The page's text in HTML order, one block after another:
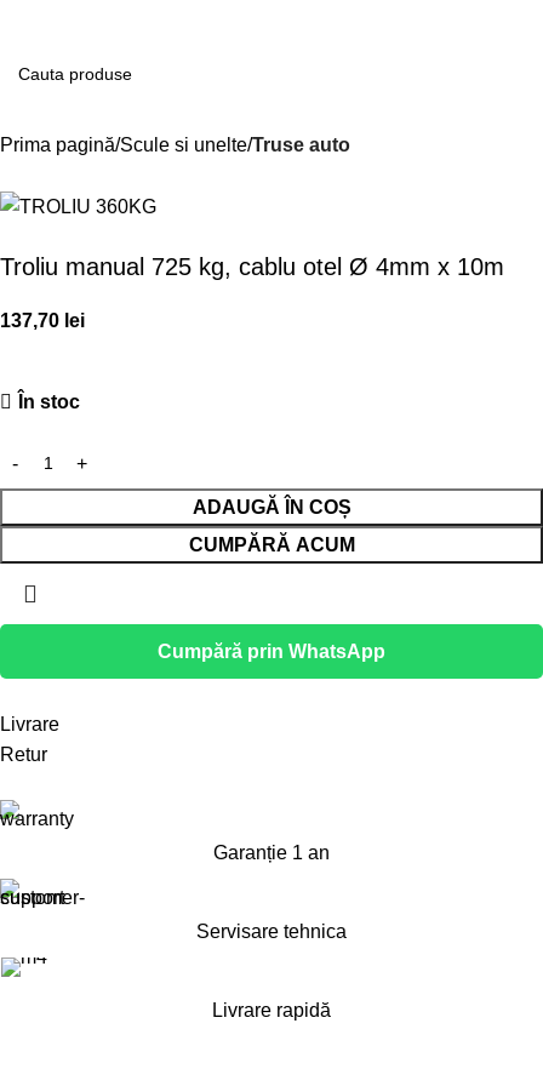
Prima pagină Scule si unelte Truse auto
Troliu manual 725 kg, cablu otel Ø 4mm x 10m
137,70 lei
În stoc
ADAUGĂ ÎN COȘ
CUMPĂRĂ ACUM
Cumpără prin WhatsApp
Livrare
Retur
Garanție 1 an
Servisare tehnica
Livrare rapidă